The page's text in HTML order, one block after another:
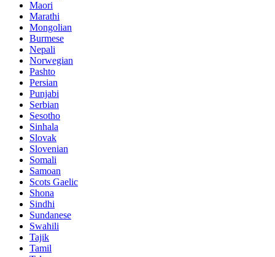
Maori
Marathi
Mongolian
Burmese
Nepali
Norwegian
Pashto
Persian
Punjabi
Serbian
Sesotho
Sinhala
Slovak
Slovenian
Somali
Samoan
Scots Gaelic
Shona
Sindhi
Sundanese
Swahili
Tajik
Tamil